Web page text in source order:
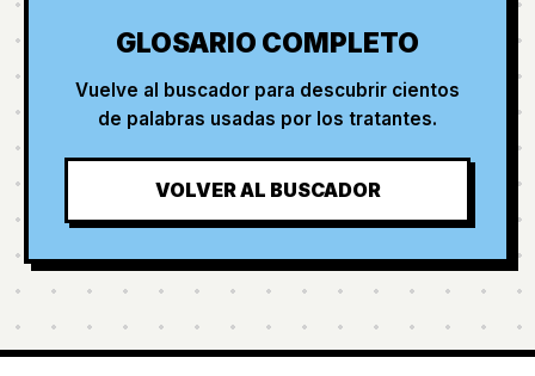
GLOSARIO COMPLETO
Vuelve al buscador para descubrir cientos
de palabras usadas por los tratantes.
VOLVER AL BUSCADOR